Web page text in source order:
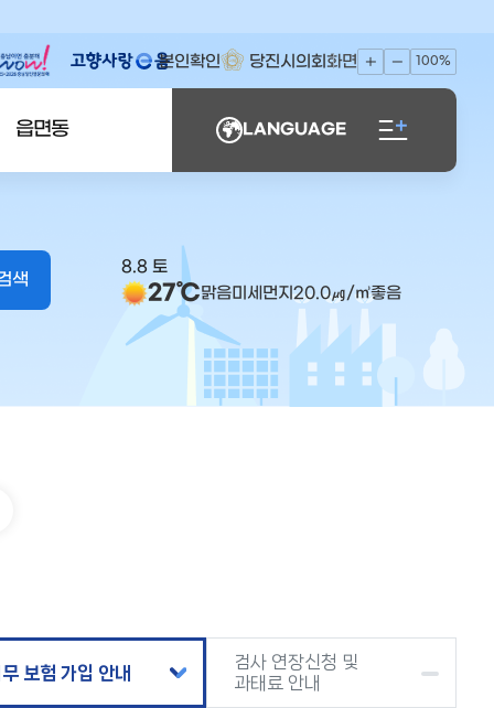
본인확인 당진시의회화면 100%
읍면동 LANGUAGE
8.8 토
27℃맑음미세먼지20.0㎍/㎥좋음
보험 가입 안내
검사 연장신청 및
과태료 안내